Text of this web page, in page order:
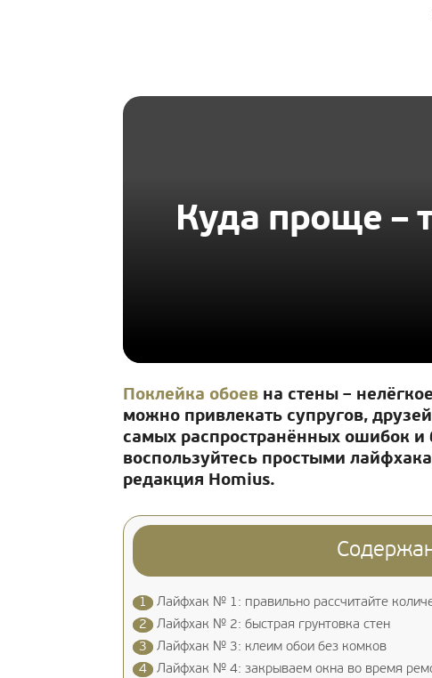
Куда проще –
Поклейка обоев на стены –
можно привлекать супругов,
самых распространённых ошибок и
воспользуйтесь простыми
редакция Homius.
1
Лайфхак № 1: правильно рассчитайте
2
Лайфхак № 2: быстрая грунтовка стен
3
Лайфхак № 3: клеим обои без комков
4
Лайфхак № 4: закрываем окна во время